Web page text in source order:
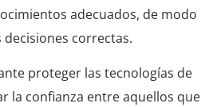
adecuados, de modo
correctas.
proteger las tecnologías de
la confianza entre aquellos que